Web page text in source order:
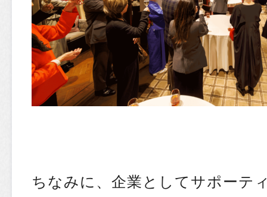
ちなみに、企業としてサポーテ